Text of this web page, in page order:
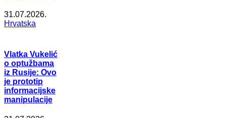
31.07.2026.
Hrvatska
Vlatka Vukelić
o optužbama
iz Rusije: Ovo
je prototip
informacijske
manipulacije